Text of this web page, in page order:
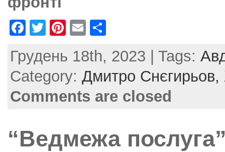
F
c
e
b
k
T
itt
er
Pi
er
e
st
E
ai
l
ar
e
Грудень 18th, 2023 | Tags:
Category: Дмитро Снєгирьов,
Comments are closed
“Ведмежа